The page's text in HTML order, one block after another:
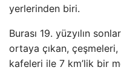
yerlerinden biri.
Burası 19. yüzyılın
ortaya çıkan,
kafeleri ile 7 km’lik bir